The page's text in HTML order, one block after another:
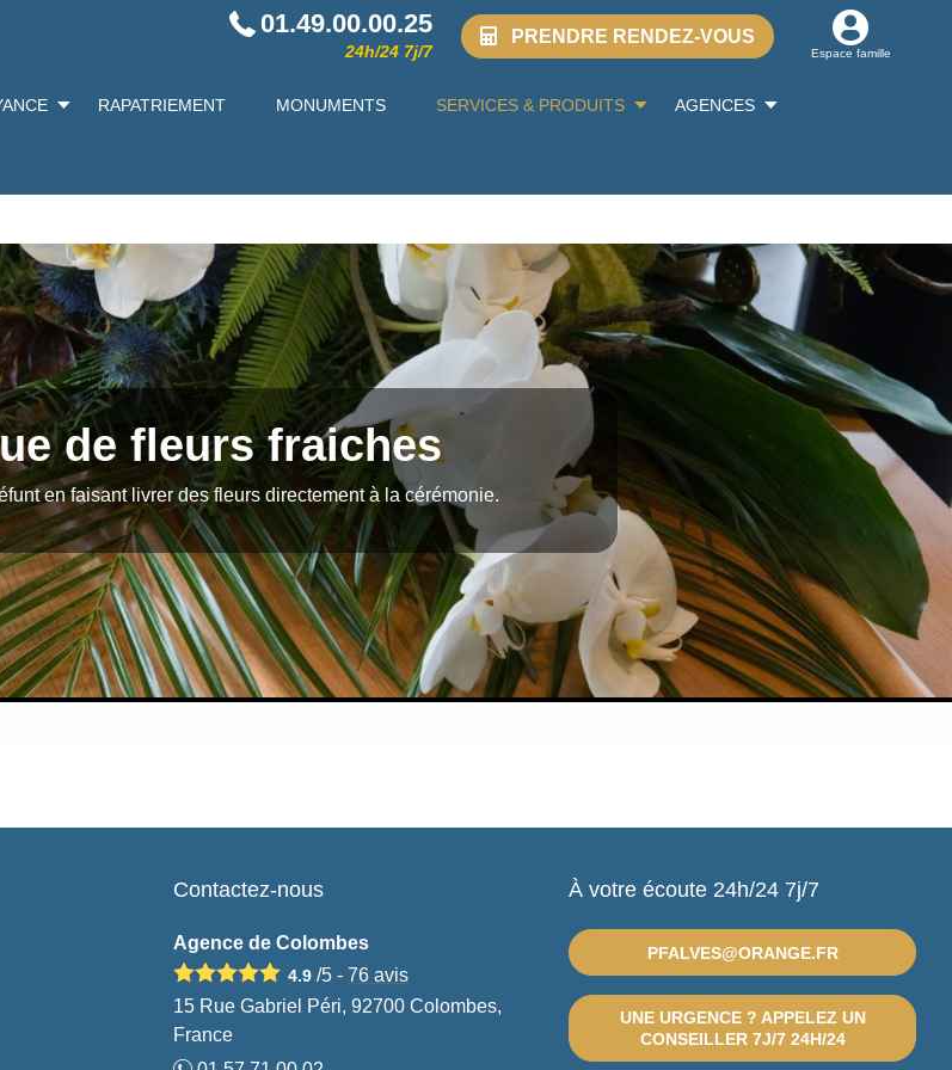
01.49.00.00.25
24h/24 7j/7
PRENDRE RENDEZ-VOUS
Espace famille
RAPATRIEMENT MONUMENTS SERVICES & PRODUITS AGENCES
de fleurs fraiches
en faisant livrer des fleurs directement à la cérémonie.
Contactez-nous
Agence de Colombes
4.9 /5 - 76 avis
15 Rue Gabriel Péri, 92700 Colombes,
France
À votre écoute 24h/24 7j/7
PFALVES@ORANGE.FR
UNE URGENCE ? APPELEZ UN
CONSEILLER 7J/7 24H/24